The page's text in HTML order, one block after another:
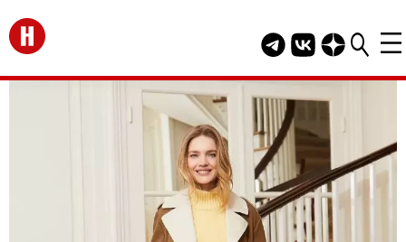
Перейти на главную
Telegram канал
Группа HELLO
Канал